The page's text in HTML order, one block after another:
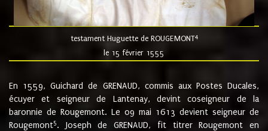
testament Huguette de ROUGEMONT4
le 15 février 1555
En 1559, Guichard de GRENAUD, commis aux Postes Ducales,
écuyer et seigneur de Lantenay, devint coseigneur de la
baronnie de Rougemont. Le 09 mai 1613 devient seigneur de
Rougemont5. Joseph de GRENAUD, fit titrer Rougemont en